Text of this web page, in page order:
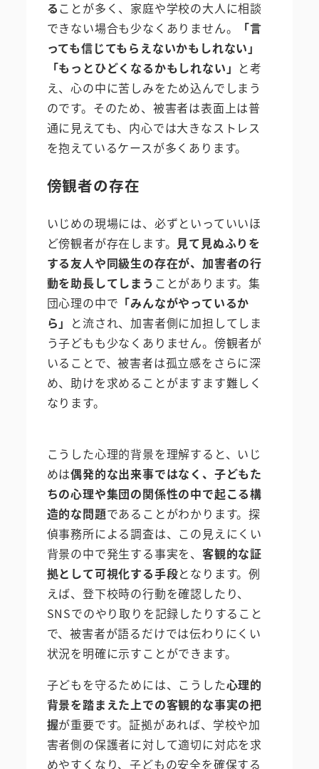
ることが多く、家庭や学校の大人に相談
できない場合も少なくありません。
「言
っても信じてもらえないかもしれない」
「もっとひどくなるかもしれない」 と考
え、心の中に苦しみをため込んでしまう
のです。そのため、被害者は表面上は普
通に見えても、内心では大きなストレス
を抱えているケースが多くあります。
傍観者の存在
いじめの現場には、必ずといっていいほ
ど傍観者が存在します。 見て見ぬふりを
する友人や同級生の存在が、加害者の行
動を助長してしまう ことがあります。集
団心理の中で 「みんながやっているか
ら」 と流され、加害者側に加担してしま
う子どもも少なくありません。傍観者が
いることで、被害者は孤立感をさらに深
め、助けを求めることがますます難しく
なります。
こうした心理的背景を理解すると、いじ
めは偶発的な出来事ではなく、子どもた
ちの心理や集団の関係性の中で起こる構
造的な問題であることがわかります。探
偵事務所による調査は、この見えにくい
背景の中で発生する事実を、 客観的な証
拠として可視化する手段となります。例
えば、登下校時の行動を確認したり、
SNSでのやり取りを記録したりすること
で、被害者が語るだけでは伝わりにくい
状況を明確に示すことができます。
子どもを守るためには、こうした心理的
背景を踏まえた上での客観的な事実の把
握が重要です。証拠があれば、学校や加
害者側の保護者に対して適切に対応を求
めやすくなり、子どもの安全を確保する